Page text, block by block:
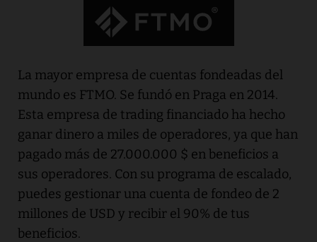
La mayor empresa de cuentas fondeadas del
mundo es FTMO. Se fundó en Praga en 2014.
Esta empresa de trading financiado ha hecho
ganar dinero a miles de operadores, ya que han
pagado más de 27.000.000 $ en beneficios a
sus operadores. Con su programa de escalado,
puedes gestionar una cuenta de fondeo de 2
millones de USD y recibir el 90% de tus
beneficios.